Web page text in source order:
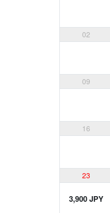
02
09
16
23
3,900 JPY